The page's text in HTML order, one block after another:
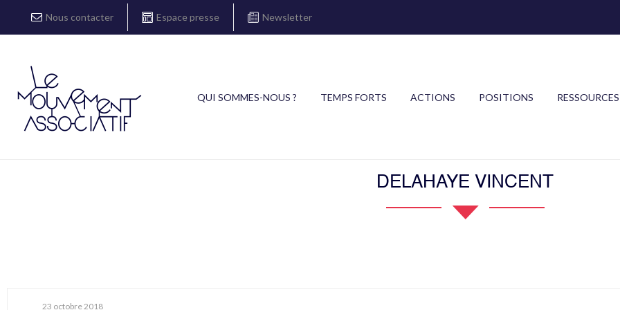
Nous contacter Espace presse Newsletter
QUI SOMMES-NOUS ? TEMPS FORTS ACTIONS POSITIONS RESSOURCES
DELAHAYE VINCENT
23 octobre 2018